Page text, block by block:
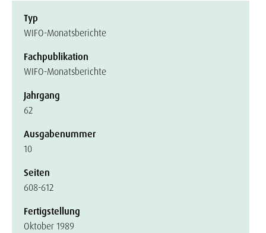
Typ
WIFO-Monatsberichte
Fachpublikation
WIFO-Monatsberichte
Jahrgang
62
Ausgabenummer
10
Seiten
608-612
Fertigstellung
Oktober 1989